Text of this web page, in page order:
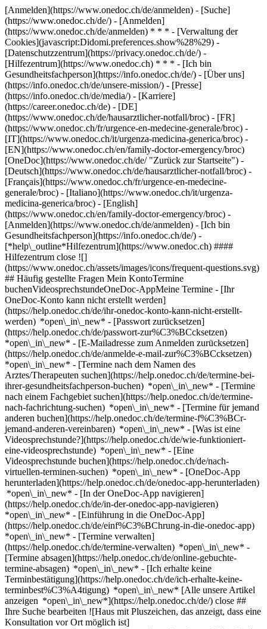
[Anmelden](https://www.onedoc.ch/de/anmelden) - [Suche]
(https://www.onedoc.ch/de/) - [Anmelden]
(https://www.onedoc.ch/de/anmelden) * * * - [Verwaltung der
Cookies](javascript:Didomi.preferences.show%28%29) -
[Datenschutzzentrum](https://privacy.onedoc.ch/de/) -
[Hilfezentrum](https://www.onedoc.ch) * * * - [Ich bin
Gesundheitsfachperson](https://info.onedoc.ch/de/) - [Über uns]
(https://info.onedoc.ch/de/unsere-mission/) - [Presse]
(https://info.onedoc.ch/de/media/) - [Karriere]
(https://career.onedoc.ch/de) - [DE]
(https://www.onedoc.ch/de/hausarztlicher-notfall/broc) - [FR]
(https://www.onedoc.ch/fr/urgence-en-medecine-generale/broc) -
[IT](https://www.onedoc.ch/it/urgenza-medicina-generica/broc) -
[EN](https://www.onedoc.ch/en/family-doctor-emergency/broc)
[OneDoc](https://www.onedoc.ch/de/ "Zurück zur Startseite") -
[Deutsch](https://www.onedoc.ch/de/hausarztlicher-notfall/broc) -
[Français](https://www.onedoc.ch/fr/urgence-en-medecine-
generale/broc) - [Italiano](https://www.onedoc.ch/it/urgenza-
medicina-generica/broc) - [English]
(https://www.onedoc.ch/en/family-doctor-emergency/broc) -
[Anmelden](https://www.onedoc.ch/de/anmelden) - [Ich bin
Gesundheitsfachperson](https://info.onedoc.ch/de/) -
[*help\_outline*Hilfezentrum](https://www.onedoc.ch) ####
Hilfezentrum close ![]
(https://www.onedoc.ch/assets/images/icons/frequent-questions.svg)
## Häufig gestellte Fragen Mein KontoTermine
buchenVideosprechstundeOneDoc-AppMeine Termine - [Ihr
OneDoc-Konto kann nicht erstellt werden]
(https://help.onedoc.ch/de/ihr-onedoc-konto-kann-nicht-erstellt-
werden) *open\_in\_new* - [Passwort zurücksetzen]
(https://help.onedoc.ch/de/passwort-zur%C3%BCcksetzen)
*open\_in\_new* - [E-Mailadresse zum Anmelden zurücksetzen]
(https://help.onedoc.ch/de/anmelde-e-mail-zur%C3%BCcksetzen)
*open\_in\_new* - [Termine nach dem Namen des
Arztes/Therapeuten suchen](https://help.onedoc.ch/de/termine-bei-
ihrer-gesundheitsfachperson-buchen) *open\_in\_new* - [Termine
nach einem Fachgebiet suchen](https://help.onedoc.ch/de/termine-
nach-fachrichtung-suchen) *open\_in\_new* - [Termine für jemand
anderen buchen](https://help.onedoc.ch/de/termine-f%C3%BCr-
jemand-anderen-vereinbaren) *open\_in\_new* - [Was ist eine
Videosprechstunde?](https://help.onedoc.ch/de/wie-funktioniert-
eine-videosprechstunde) *open\_in\_new* - [Eine
Videosprechstunde buchen](https://help.onedoc.ch/de/nach-
virtuellen-terminen-suchen) *open\_in\_new* - [OneDoc-App
herunterladen](https://help.onedoc.ch/de/onedoc-app-herunterladen)
*open\_in\_new* - [In der OneDoc-App navigieren]
(https://help.onedoc.ch/de/in-der-onedoc-app-navigieren)
*open\_in\_new* - [Einführung in die OneDoc-App]
(https://help.onedoc.ch/de/einf%C3%BChrung-in-die-onedoc-app)
*open\_in\_new* - [Termine verwalten](https://help.onedoc.ch/de/termine-verwalten) *open\_in\_new* - [Termine absagen](https://help.onedoc.ch/de/online-gebuchte-termine-absagen) *open\_in\_new* - [Ich erhalte keine Terminbestätigung](https://help.onedoc.ch/de/ich-erhalte-keine-terminbest%C3%A4tigung) *open\_in\_new* [Alle unsere Artikel anzeigen *open\_in\_new*](https://help.onedoc.ch/de/) close ## Ihre Suche bearbeiten ![Haus mit Pluszeichen, das anzeigt, dass eine Konsultation vor Ort möglich ist](https://www.onedoc.ch/assets/images/icons/on-site.svg) Vor Ort ![Kamera mit Play-Symbol, die anzeigt, dass eine Konsultation per Video aus der Ferne möglich ist](https://www.onedoc.ch/assets/images/icons/remote.svg) Virtuell Suche #### Fachrichtung #### Gesundheitsfachperson #### Einrichtung edit Hausärztlicher Notfall in Broc tune Filter Neue Patienten*keyboard\_arrow\_down* - Zugelassen*check\_circle* Gesprochene Sprachen*keyboard\_arrow\_down* - Albanisch*check\_circle* - Arabisch*check\_circle* - Deutsch*check\_circle* - Englisch*check\_circle* - Französisch*check\_circle* - Kroatisch*check\_circle* - Spanisch*check\_circle* - Vietnamesisch*check\_circle* Geschlecht*keyboard\_arrow\_down* - Weiblich*check\_circle* - Männlich*check\_circle* Netzwerk*keyboard\_arrow\_down* - Medbase*check\_circle* - Réseau Delta*check\_circle* Verfügbarkeit*keyboard\_arrow\_down* - Heute*check\_circle* - In den nächsten 3 Tagen*check\_circle* - In den nächsten 7 Tagen*check\_circle* - In den nächsten 14 Tagen*check\_circle* # __Hausärztlicher Notfall__ in __Broc__: Buchen Sie heute Ihren Termin online ## 1 Ergebnis in Broc [![Dr. Boris Aurie, Hausarzt (Allgemeinmedizin) in Broc](https://assets.onedoc.ch/images/users/846a57f13a59aad5dd35623d10546472d36418737b0659602cdd00e71e6eaf5d-small.jpg "Dr. Boris Aurie, Hausarzt (Allgemeinmedizin) in Broc")](https://www.onedoc.ch/de/hausarzt-allgemeinmedizin/broc/pcwgn/dr-boris-aurie) ### [Dr. Boris Aurie](https://www.onedoc.ch/de/hausarzt-allgemeinmedizin/broc/pcwgn/dr-boris-aurie) ![Abzeichen, das ein verifiziertes Profil kennzeichnet](https://www.onedoc.ch/assets/images/icons/checkmark.svg) [Hausarzt (Allgemeinmedizin)](https://www.onedoc.ch/de/hausarzt-allgemeinmedizin/broc) Cabinet médical de Broc Rue du Moléson 9 1636 Broc ![Dr. Boris Aurie ist bei Réseau Delta angeschlossen](https://assets.onedoc.ch/images/networks/logos/bc7306ac026c686f85d463e96b3cb0053f7de03c9f7a5fae3aa7114a276838ea-small.png) ![Patient mit Minuszeichen, der anzeigt, dass keine neuen Patienten angenommen werden](https://www.onedoc.ch/assets/images/icons/no-new-patients.svg)Akzeptiert keine neuen Patienten [Termin buchen](https://www.onedoc.ch/de/hausarzt-allgemeinmedizin/broc/pcwgn/dr-boris-aurie) Expertisen: Hausärztlicher Notfall, [Vorsorgeuntersuchung | Check up](https://www.onedoc.ch/de/vorsorgeuntersuchung-check-up/broc), [Reiseberatung](https://www.onedoc.ch/de/reiseberatung/broc), [Nachtarbeitsuntersuchung](https://www.onedoc.ch/de/nachtarbeitsuntersuchung/broc), [Verkehrsmedizinische Kontrolluntersuchung STUFE 1](https://www.onedoc.ch/de/verkehrsmedizinische-kontrolluntersuchung-stufe-1/broc), [Verkehrsmedizinische Kontrolluntersuchung STUFE 2](https://www.onedoc.ch/de/verkehrsmedizinische-kontrolluntersuchung-stufe-2/broc)Mehr anzeigen *chevron\_left* Mo. 10 Aug. *chevron\_right* Mehr Termine anzeigen *error\_outline* Beim Laden der Verfügbarkeiten ist ein Fehler aufgetreten [Erneut versuchen](https://www.onedoc.ch) Expertisen: Hausärztlicher Notfall, [Vorsorgeuntersuchung | Check up](https://www.onedoc.ch/de/vorsorgeuntersuchung-check-up/broc), [Reiseberatung](https://www.onedoc.ch/de/reiseberatung/broc), [Nachtarbeitsuntersuchung](https://www.onedoc.ch/de/nachtarbeitsuntersuchung/broc), [Verkehrsmedizinische Kontrolluntersuchung STUFE 1](https://www.onedoc.ch/de/verkehrsmedizinische-kontrolluntersuchung-stufe-1/broc), [Verkehrsmedizinische Kontrolluntersuchung STUFE 2](https://www.onedoc.ch/de/verkehrsmedizinische-kontrolluntersuchung-stufe-2/broc)Mehr anzeigen ## __Hausärztlicher Notfall__ in der Umgebung von __Broc__: Andere Gesundheitsfachpersonen können Online gebucht werden [![Dr. Léa Kik, Praktische Ärztin in Bulle](https://assets.onedoc.ch/images/users/470b9de6e3b28f9b8045ca7b2e97d9c12de5bddaad6727705f0aca900124d7a7-small.png "Dr. Léa Kik, Praktische Ärztin in Bulle")](https://www.onedoc.ch/de/hausarztin-allgemeinmedizinerin/bulle/pc4fd/dr-lea-kik) ### [Dr. Léa Kik](https://www.onedoc.ch/de/hausarztin-allgemeinmedizinerin/bulle/pc4fd/dr-lea-kik) ![Abzeichen, das ein verifiziertes Profil kennzeichnet](https://www.onedoc.ch/assets/images/icons/checkmark.svg) [Praktische Ärztin](https://www.onedoc.ch/de/hausarzt-allgemeinmedizin/bulle) [Centre Médical des Tilleuls](https://www.onedoc.ch/de/medizinisches-zentrum/bulle/ebfhg/centre-medical-des-tilleuls) Rue de l'Ancien Comté 93 1635 Bulle ![Patient mit Minuszeichen, der anzeigt, dass keine neuen Patienten angenommen werden](https://www.onedoc.ch/assets/images/icons/no-new-patients.svg)Akzeptiert keine neuen Patienten [Termin buchen](https://www.onedoc.ch/de/hausarztin-allgemeinmedizinerin/bulle/pc4fd/dr-lea-kik) Expertisen:[Hausärztlicher Notfall](https://www.onedoc.ch/de/hausarztlicher-notfall/bulle), [Vorsorgeuntersuchung | Check up](https://www.onedoc.ch/de/vorsorgeuntersuchung-check-up/bulle)Mehr anzeigen *chevron\_left* Mo. 10 Aug. *chevron\_right* Mehr Termine anzeigen *error\_outline* Beim Laden der Verfügbarkeiten ist ein Fehler aufgetreten [Erneut versuchen](https://www.onedoc.ch) Expertisen:[Hausärztlicher Notfall](https://www.onedoc.ch/de/hausarztlicher-notfall/bulle), [Vorsorgeuntersuchung | Check up](https://www.onedoc.ch/de/vorsorgeuntersuchung-check-up/bulle)Mehr anzeigen [![Dr. Orane Addor, Praktische Ärztin in Bulle](https://assets.onedoc.ch/images/users/448a1c607212818de9504381411e89d712a46fce95db48b33a6b4c8f5a21432a-small.png "Dr. Orane Addor, Praktische Ärztin in Bulle")](https://www.onedoc.ch/de/hausarztin-allgemeinmedizinerin/bulle/pc4fc/dr-orane-addor) ### [Dr. Orane Addor](https://www.onedoc.ch/de/hausarztin-allgemeinmedizinerin/bulle/pc4fc/dr-orane-addor) ![Abzeichen, das ein verifiziertes Profil kennzeichnet](https://www.onedoc.ch/assets/images/icons/checkmark.svg) [Praktische Ärztin](https://www.onedoc.ch/de/hausarzt-allgemeinmedizin/bulle) [Centre Médical des Tilleuls](https://www.onedoc.ch/de/medizinisches-zentrum/bulle/ebfhg/centre-medical-des-tilleuls) Rue de l'Ancien Comté 93 1635 Bulle ![Patient mit Pluszeichen, der anzeigt, dass neue Patienten angenommen werden](https://www.onedoc.ch/assets/images/icons/new-patients.svg)Akzeptiert neue Patienten [Termin buchen](https://www.onedoc.ch/de/hausarztin-allgemeinmedizinerin/bulle/pc4fc/dr-orane-addor) Expertisen:[Hausärztlicher Notfall](https://www.onedoc.ch/de/hausarztlicher-notfall/bulle), [Vorsorgeuntersuchung | Check up](https://www.onedoc.ch/de/vorsorgeuntersuchung-check-up/bulle)Mehr anzeigen *chevron\_left* Mo. 10 Aug. *chevron\_right* Mehr Termine anzeigen *error\_outline* Beim Laden der Verfügbarkeiten ist ein Fehler aufgetreten [Erneut versuchen](https://www.onedoc.ch) Expertisen:[Hausärztlicher Notfall](https://www.onedoc.ch/de/hausarztlicher-notfall/bulle), [Vorsorgeuntersuchung | Check up](https://www.onedoc.ch/de/vorsorgeuntersuchung-check-up/bulle)Mehr anzeigen [![Dr. Alexandre Nguyen, Hausarzt (Allgemeinmedizin) in Bulle](https://assets.onedoc.ch/images/users/da90c923151dad77d9b90667613a31c55bf5398ac33f49335994ea362f98cf35-small.png "Dr. Alexandre Nguyen, Hausarzt (Allgemeinmedizin) in Bulle")](https://www.onedoc.ch/de/hausarzt-allgemeinmedizin/bulle/pc02v/dr-alexandre-nguyen) ### [Dr. Alexandre Nguyen](https://www.onedoc.ch/de/hausarzt-allgemeinmedizin/bulle/pc02v/dr-alexandre-nguyen) ![Abzeichen, das ein verifiziertes Profil kennzeichnet](https://www.onedoc.ch/assets/images/icons/checkmark.svg) [Hausarzt (Allgemeinmedizin)](https://www.onedoc.ch/de/hausarzt-allgemeinmedizin/bulle) [Bulle Santé](https://www.onedoc.ch/de/medizinisches-zentrum/bulle/ep8c/bulle-sante) Rue de Gruyères 47 1630 Bulle ![Patient mit Pluszeichen, der anzeigt, dass neue Patienten angenommen werden](https://www.onedoc.ch/assets/images/icons/new-patients.svg)Akzeptiert neue Patienten [Termin buchen](https://www.onedoc.ch/de/hausarzt-allgemeinmedizin/bulle/pc02v/dr-alexandre-nguyen) Expertisen:[Hausärztlicher Notfall](https://www.onedoc.ch/de/hausarztlicher-notfall/bulle), [Vorsorgeuntersuchung | Check up](https://www.onedoc.ch/de/vorsorgeuntersuchung-check-up/bulle)Mehr anzeigen Expertisen:[Hausärztlicher Notfall](https://www.onedoc.ch/de/hausarztlicher-notfall/bulle), [Vorsorgeuntersuchung | Check up](https://www.onedoc.ch/de/vorsorgeuntersuchung-check-up/bulle)Mehr anzeigen [![Dr. Mickaël Ransan, Hausarzt (Allgemeinmedizin) in Vaulruz](https://assets.onedoc.ch/images/users/1e703547de51b8124a581bfd7ed029f055d27126dd5e8d573dd2756a7130bf70-small.jpg "Dr. Mickaël Ransan, Hausarzt (Allgemeinmedizin) in Vaulruz")](https://www.onedoc.ch/de/hausarzt-allgemeinmedizin/vaulruz/pctwt/dr-mickael-ransan) ### [Dr. Mickaël Ransan](https://www.onedoc.ch/de/hausarzt-allgemeinmedizin/vaulruz/pctwt/dr-mickael-ransan) ![Abzeichen, das ein verifiziertes Profil kennzeichnet](https://www.onedoc.ch/assets/images/icons/checkmark.svg) [Hausarzt (Allgemeinmedizin)](https://www.onedoc.ch/de/hausarzt-allgemeinmedizin/vaulruz) Cabinet médical - Docteur Mickaël Ransan Grand-Rue 76 1627 Vaulruz ![Dr. Mickaël Ransan ist bei Réseau Delta angeschlossen](https://assets.onedoc.ch/images/networks/logos/bc7306ac026c686f85d463e96b3cb0053f7de03c9f7a5fae3aa7114a276838ea-small.png) ![Patient mit Pluszeichen, der anzeigt, dass neue Patienten angenommen werden](https://www.onedoc.ch/assets/images/icons/new-patients.svg)Akzeptiert neue Patienten [Termin buchen](https://www.onedoc.ch/de/hausarzt-allgemeinmedizin/vaulruz/pctwt/dr-mickae